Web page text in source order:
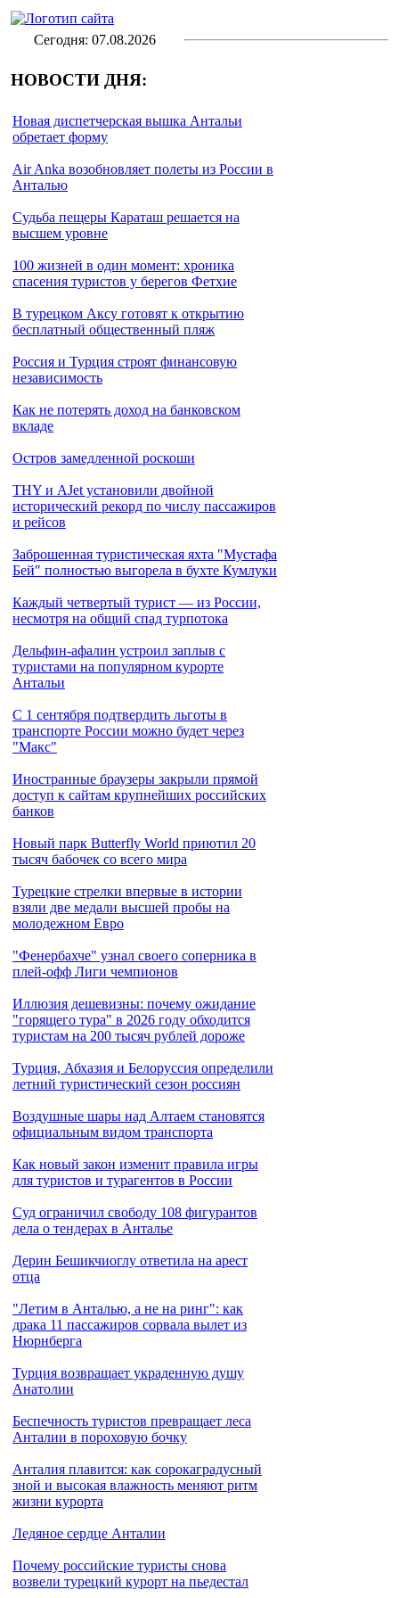
Сегодня: 07.08.2026
НОВОСТИ ДНЯ:
Новая диспетчерская вышка Антальи
обретает форму
Air Anka возобновляет полеты из России в
Анталью
Cудьба пещеры Караташ решается на
высшем уровне
100 жизней в один момент: хроника
спасения туристов у берегов Фетхие
В турецком Аксу готовят к открытию
бесплатный общественный пляж
Россия и Турция строят финансовую
независимость
Как не потерять доход на банковском
вкладе
Остров замедленной роскоши
THY и AJet установили двойной
исторический рекорд по числу пассажиров
и рейсов
Заброшенная туристическая яхта "Мустафа
Бей" полностью выгорела в бухте Кумлуки
Каждый четвертый турист — из России,
несмотря на общий спад турпотока
Дельфин-афалин устроил заплыв с
туристами на популярном курорте
Антальи
С 1 сентября подтвердить льготы в
транспорте России можно будет через
"Макс"
Иностранные браузеры закрыли прямой
доступ к сайтам крупнейших российских
банков
Новый парк Butterfly World приютил 20
тысяч бабочек со всего мира
Турецкие стрелки впервые в истории
взяли две медали высшей пробы на
молодежном Евро
"Фенербахче" узнал своего соперника в
плей-офф Лиги чемпионов
Иллюзия дешевизны: почему ожидание
"горящего тура" в 2026 году обходится
туристам на 200 тысяч рублей дороже
Турция, Абхазия и Белоруссия определили
летний туристический сезон россиян
Воздушные шары над Алтаем становятся
официальным видом транспорта
Как новый закон изменит правила игры
для туристов и турагентов в России
Cуд ограничил свободу 108 фигурантов
дела о тендерах в Анталье
Дерин Бешикчиоглу ответила на арест
отца
"Летим в Анталью, а не на ринг": как
драка 11 пассажиров сорвала вылет из
Нюрнберга
Турция возвращает украденную душу
Анатолии
Беспечность туристов превращает леса
Анталии в пороховую бочку
Анталия плавится: как сорокаградусный
зной и высокая влажность меняют ритм
жизни курорта
Ледяное сердце Анталии
Почему российские туристы снова
возвели турецкий курорт на пьедестал